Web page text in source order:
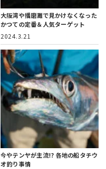
大阪湾や播磨灘で見かけなくなった
かつての定番＆人気ターゲット
2024.3.21
今やテンヤが主流!? 各地の船タチウ
オ釣り事情